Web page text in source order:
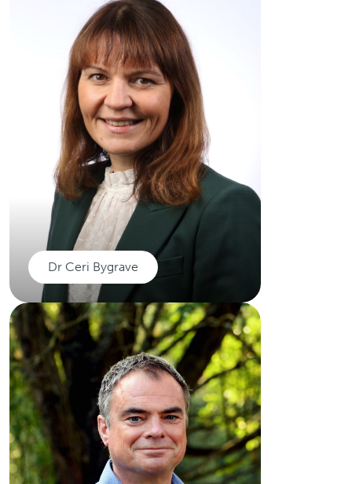
Arweinydd canser hematolegol
yn Ysbyty Prifysgol Cymru, yn
ymchwilio i ddatblygu
cyfryngau therapiwtig wedi'u
targedu mewn malaeneddau
myeloid; a hynny mewn
astudiaethau labordy cyn-
glinigol ac ymchwil glinigol.
Darllenwch mwy
Dr Ceri Bygrave
Dr Ceri Bygrave
Cyfarwyddwr Ymchwil a
Datblygu Hematoleg yn Ysbyty
Prifysgol Cymru, yn arbenigo
mewn treialon clinigol
myeloma.